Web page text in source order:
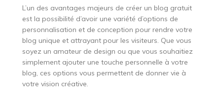
L’un des avantages majeurs de créer un blog gratuit
est la possibilité d’avoir une variété d’options de
personnalisation et de conception pour rendre votre
blog unique et attrayant pour les visiteurs. Que vous
soyez un amateur de design ou que vous souhaitiez
simplement ajouter une touche personnelle à votre
blog, ces options vous permettent de donner vie à
votre vision créative.